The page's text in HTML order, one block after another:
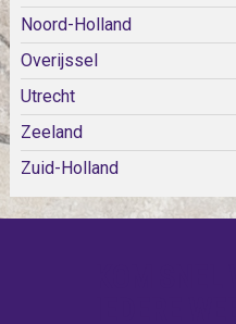
Noord-Holland
Overijssel
Utrecht
Zeeland
Zuid-Holland